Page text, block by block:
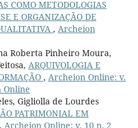
COMO METODOLOGIAS
E ORGANIZAÇÃO DE
, Archeion
Roberta Pinheiro Moura,
ARQUIVOLOGIA E
, Archeion Online: v.
Online
Gigliolla de Lourdes
PATRIMONIAL EM
, Archeion Online: v. 10 n. 2